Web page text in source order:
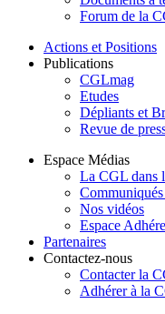
Forum de la
Actions et Positions
Publications
CGLmag
Etudes
Dépliants et
Revue de
Espace Médias
La CGL dans
Communiqués
Nos vidéos
Espace
Partenaires
Contactez-nous
Contacter la
Adhérer à la